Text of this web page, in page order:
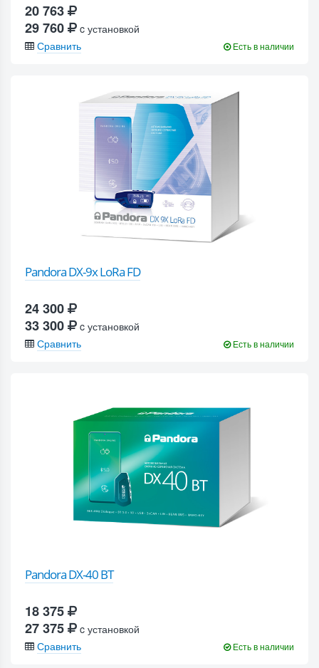
20 763
29 760
c установкой
Сравнить
Есть в наличии
Pandora DX-9x LoRa FD
24 300
33 300
c установкой
Сравнить
Есть в наличии
Pandora DX-40 BT
18 375
27 375
c установкой
Сравнить
Есть в наличии